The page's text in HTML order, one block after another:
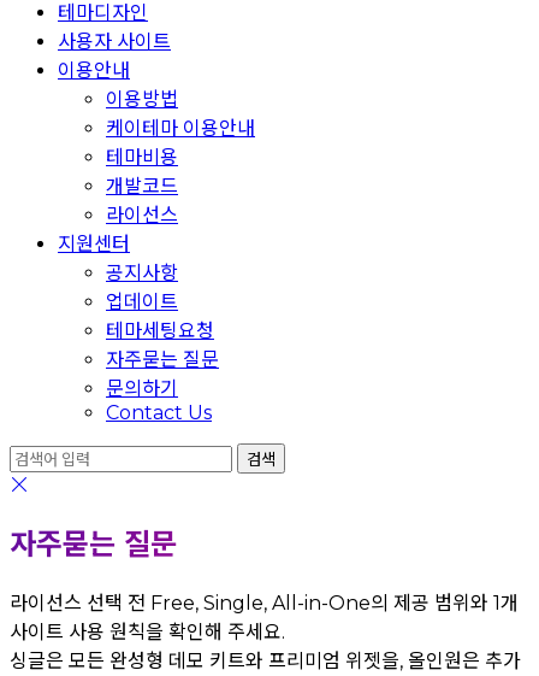
테마디자인
사용자 사이트
이용안내
이용방법
케이테마 이용안내
테마비용
개발코드
라이선스
지원센터
공지사항
업데이트
테마세팅요청
자주묻는 질문
문의하기
Contact Us
자주묻는 질문
라이선스 선택 전 Free, Single, All-in-One의 제공 범위와 1개
사이트 사용 원칙을 확인해 주세요.
싱글은 모든 완성형 데모 키트와 프리미엄 위젯을, 올인원은 추가